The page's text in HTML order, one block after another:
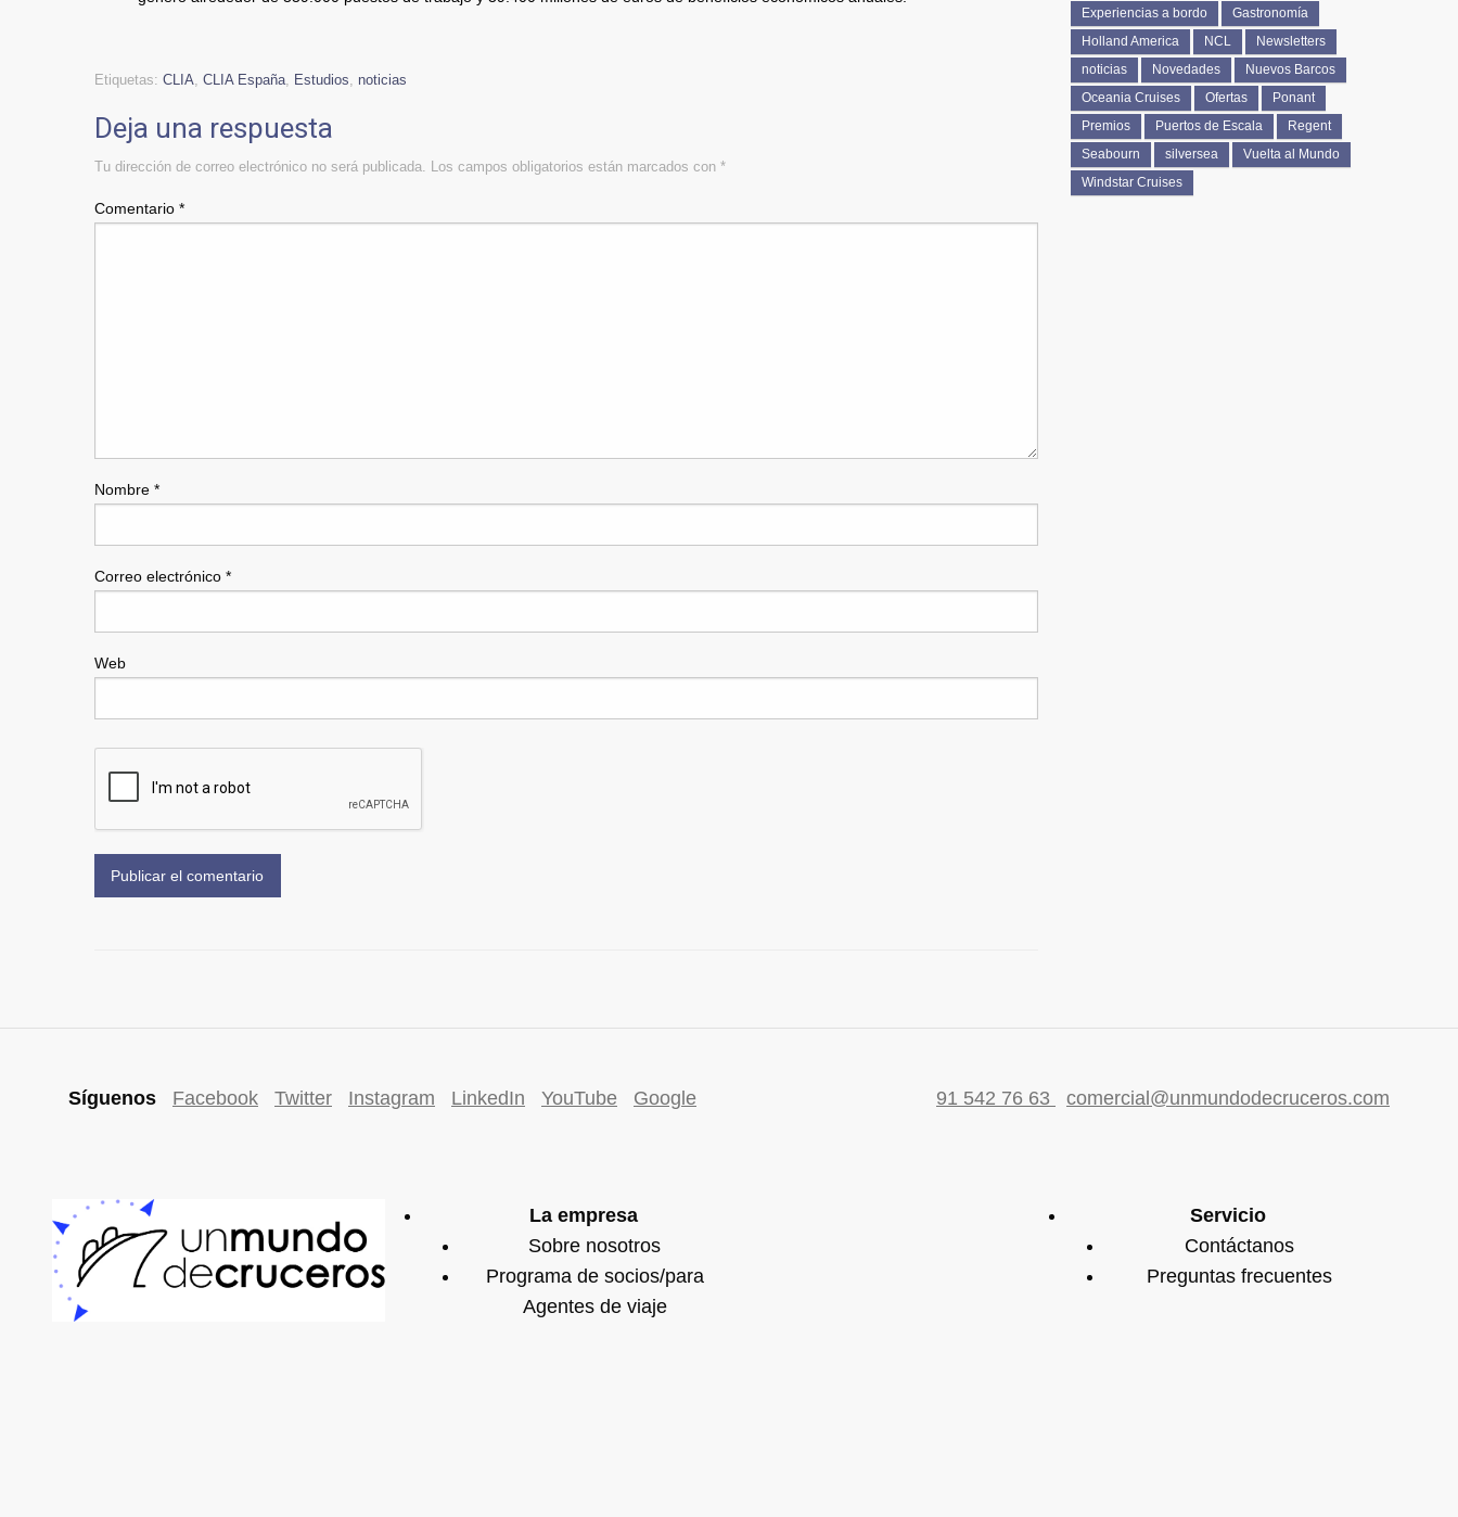
Etiquetas: CLIA CLIA España Estudios noticias
Deja una respuesta
Tu dirección de correo electrónico no será publicada. Los campos obligatorios están marcados con *
Comentario *
Nombre *
Correo electrónico *
Web
Experiencias a bordo
Gastronomía
Holland America
NCL
Newsletters
noticias
Novedades
Nuevos Barcos
Oceania Cruises
Ofertas
Ponant
Premios
Puertos de Escala
Regent
Seabourn
silversea
Vuelta al Mundo
Windstar Cruises
Síguenos Facebook Twitter Instagram LinkedIn YouTube Google 91 542 76 63 comercial@unmundodecruceros.com
La empresa
Sobre nosotros
Programa de socios/para
Agentes de viaje
Servicio
Contáctanos
Preguntas frecuentes